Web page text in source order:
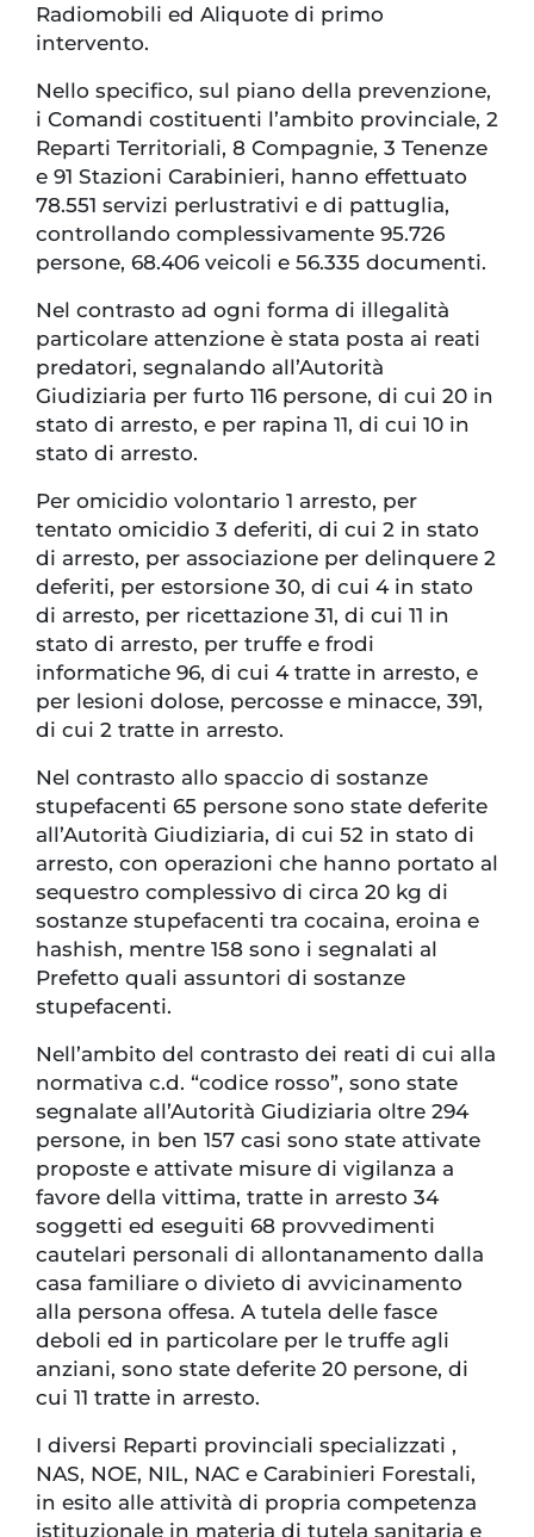
Radiomobili ed Aliquote di primo
intervento.
Nello specifico, sul piano della prevenzione,
i Comandi costituenti l’ambito provinciale, 2
Reparti Territoriali, 8 Compagnie, 3 Tenenze
e 91 Stazioni Carabinieri, hanno effettuato
78.551 servizi perlustrativi e di pattuglia,
controllando complessivamente 95.726
persone, 68.406 veicoli e 56.335 documenti.
Nel contrasto ad ogni forma di illegalità
particolare attenzione è stata posta ai reati
predatori, segnalando all’Autorità
Giudiziaria per furto 116 persone, di cui 20 in
stato di arresto, e per rapina 11, di cui 10 in
stato di arresto.
Per omicidio volontario 1 arresto, per
tentato omicidio 3 deferiti, di cui 2 in stato
di arresto, per associazione per delinquere 2
deferiti, per estorsione 30, di cui 4 in stato
di arresto, per ricettazione 31, di cui 11 in
stato di arresto, per truffe e frodi
informatiche 96, di cui 4 tratte in arresto, e
per lesioni dolose, percosse e minacce, 391,
di cui 2 tratte in arresto.
Nel contrasto allo spaccio di sostanze
stupefacenti 65 persone sono state deferite
all’Autorità Giudiziaria, di cui 52 in stato di
arresto, con operazioni che hanno portato al
sequestro complessivo di circa 20 kg di
sostanze stupefacenti tra cocaina, eroina e
hashish, mentre 158 sono i segnalati al
Prefetto quali assuntori di sostanze
stupefacenti.
Nell’ambito del contrasto dei reati di cui alla
normativa c.d. “codice rosso”, sono state
segnalate all’Autorità Giudiziaria oltre 294
persone, in ben 157 casi sono state attivate
proposte e attivate misure di vigilanza a
favore della vittima, tratte in arresto 34
soggetti ed eseguiti 68 provvedimenti
cautelari personali di allontanamento dalla
casa familiare o divieto di avvicinamento
alla persona offesa. A tutela delle fasce
deboli ed in particolare per le truffe agli
anziani, sono state deferite 20 persone, di
cui 11 tratte in arresto.
I diversi Reparti provinciali specializzati ,
NAS, NOE, NIL, NAC e Carabinieri Forestali,
in esito alle attività di propria competenza
istituzionale in materia di tutela sanitaria e